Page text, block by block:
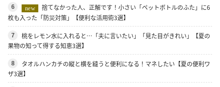
6 new
捨てなかった人、正解です！小さい「ペットボトルのふた」に6
枚も入った「防災対策」【便利な活用術3選】
7
桃をレモン水に入れると…「夫に言いたい」「見た目がきれい」【夏の
果物の知って得する知恵3選】
8
タオルハンカチの縦と横を縫うと便利になる！マネしたい【夏の便利ワ
ザ3選】